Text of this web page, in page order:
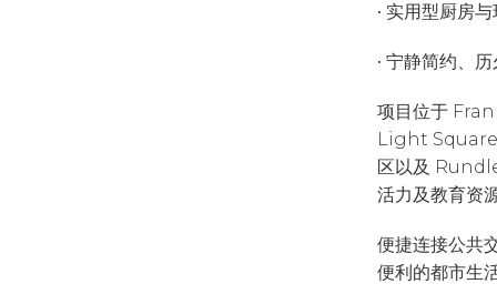
• 实用型厨房
• 宁静简约、
项目位于
Light Square
区以及
活力及教育资
便捷连接公共
便利的都市生